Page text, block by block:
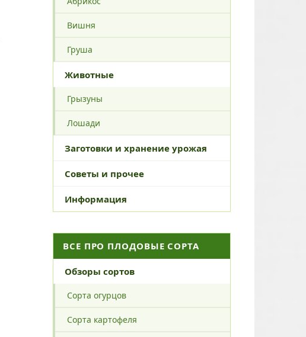
Вишня
Груша
Животные
Грызуны
Лошади
Заготовки и хранение урожая
Советы и прочее
Информация
ВСЕ ПРО ПЛОДОВЫЕ СОРТА
Обзоры сортов
Сорта огурцов
Сорта картофеля